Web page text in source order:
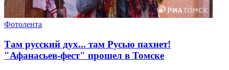
Фотолента
Там русский дух... там Русью пахнет!
"Афанасьев-фест" прошел в Томске